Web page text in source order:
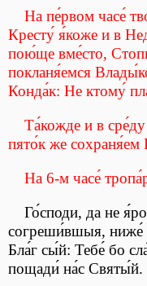
На пе́рвом часе́
Кресту́ я́коже и в
пою́ще вме́сто,
покланя́емся
Конда́к: Не ктому́
Та́кожде и в
пято́к же сохраня́ем
На 6-м часе́
Го́споди, да не
согреши́вшыя, ниже́
Бла́г сы́й: Тебе́ бо
пощади́ на́с Святы́й.